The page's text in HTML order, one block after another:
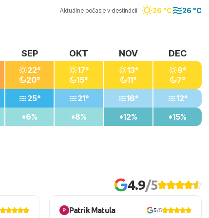
Aktuálne počasie v destinácii 26 °C 26 °C
SEP
22°
20°
25°
6%
OKT
17°
15°
21°
8%
NOV
13°
11°
16°
12%
DEC
9°
7°
12°
15%
4.9/5
Patrik Matula 5/5